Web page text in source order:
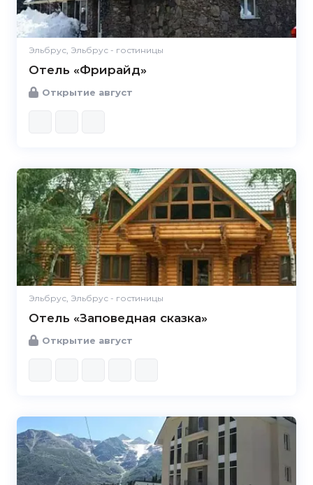
Эльбрус, Эльбрус - гостиницы
Отель «Фрирайд»
Открытие август
Эльбрус, Эльбрус - гостиницы
Отель «Заповедная сказка»
Открытие август